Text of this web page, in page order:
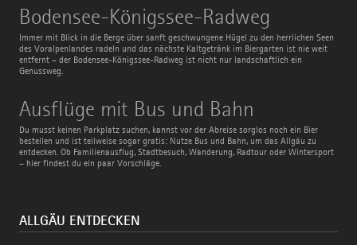
Bodensee-Königssee-Radweg
Immer mit Blick in die Berge über sanft geschwungene Hügel zu den herrlichen Seen
des Voralpenlandes radeln und das nächste Kaltgetränk im Biergarten ist nie weit
entfernt – der Bodensee-Königssee-Radweg ist nicht nur landschaftlich ein
Genussweg.
Bodensee-
Königssee-
Radweg
Ausflüge mit Bus und Bahn
Du musst keinen Parkplatz suchen, kannst vor der Abreise sorglos noch ein Bier
bestellen und ist teilweise sogar gratis: Nutze Bus und Bahn, um das Allgäu zu
entdecken. Ob Familienausflug, Stadtbesuch, Wanderung, Radtour oder Wintersport
– hier findest du ein paar Vorschläge.
Ausflüge
mit
Bus
und
Bahn
ALLGÄU ENTDECKEN